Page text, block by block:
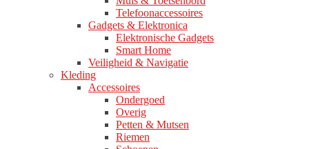
Telefoonaccessoires
Gadgets & Elektronica
Elektronische Gadgets
Smart Home
Veiligheid & Navigatie
Kleding
Accessoires
Ondergoed
Overig
Petten & Mutsen
Riemen